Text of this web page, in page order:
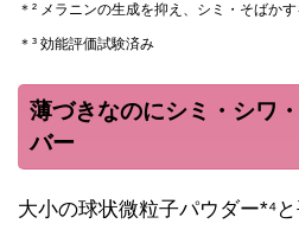
＊² メラニンの生成を抑え、シミ・そばか
＊³ 効能評価試験済み
薄づきなのにシミ・シワ
バー
大小の球状微粒子パウダー*⁴